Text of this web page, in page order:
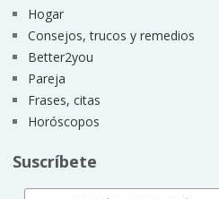
Hogar
Consejos, trucos y remedios
Better2you
Pareja
Frases, citas
Horóscopos
Suscríbete